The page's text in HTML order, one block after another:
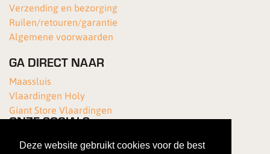
Deze website gebruikt cookies voor de best
Verzending en bezorging
Ruilen/retouren/garantie
Algemene voorwaarden
GA DIRECT NAAR
Maassluis
Vlaardingen Holy
Giant Store Vlaardingen
ONZE SOCIALS